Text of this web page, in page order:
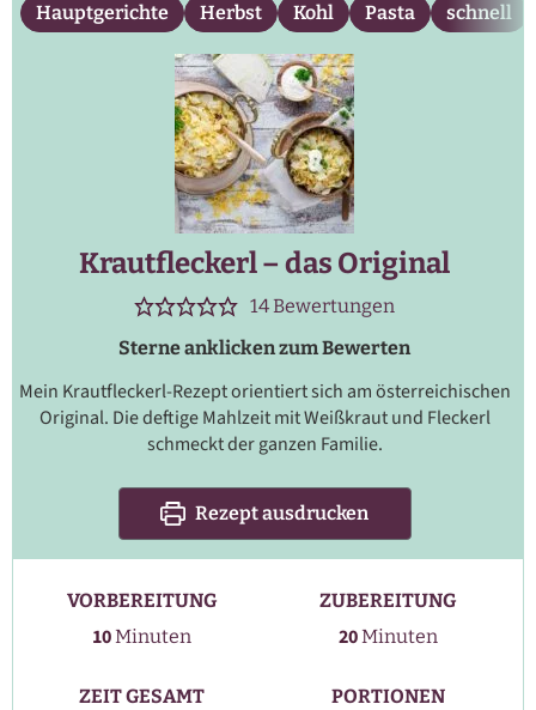
Hauptgerichte Herbst Kohl Pasta schnell
Krautfleckerl – das Original
14Bewertungen
Sterne anklicken zum Bewerten
Mein Krautfleckerl-Rezept orientiert sich am österreichischen
Original. Die deftige Mahlzeit mit Weißkraut und Fleckerl
schmeckt der ganzen Familie.
Rezept ausdrucken
VORBEREITUNG
10Minuten
Minuten
ZUBEREITUNG
20Minuten
Minuten
ZEIT GESAMT PORTIONEN